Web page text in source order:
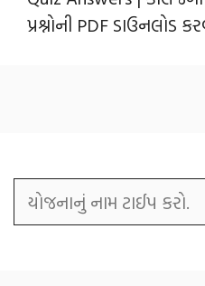
પ્રશ્નોની PDF ડાઉનલોડ